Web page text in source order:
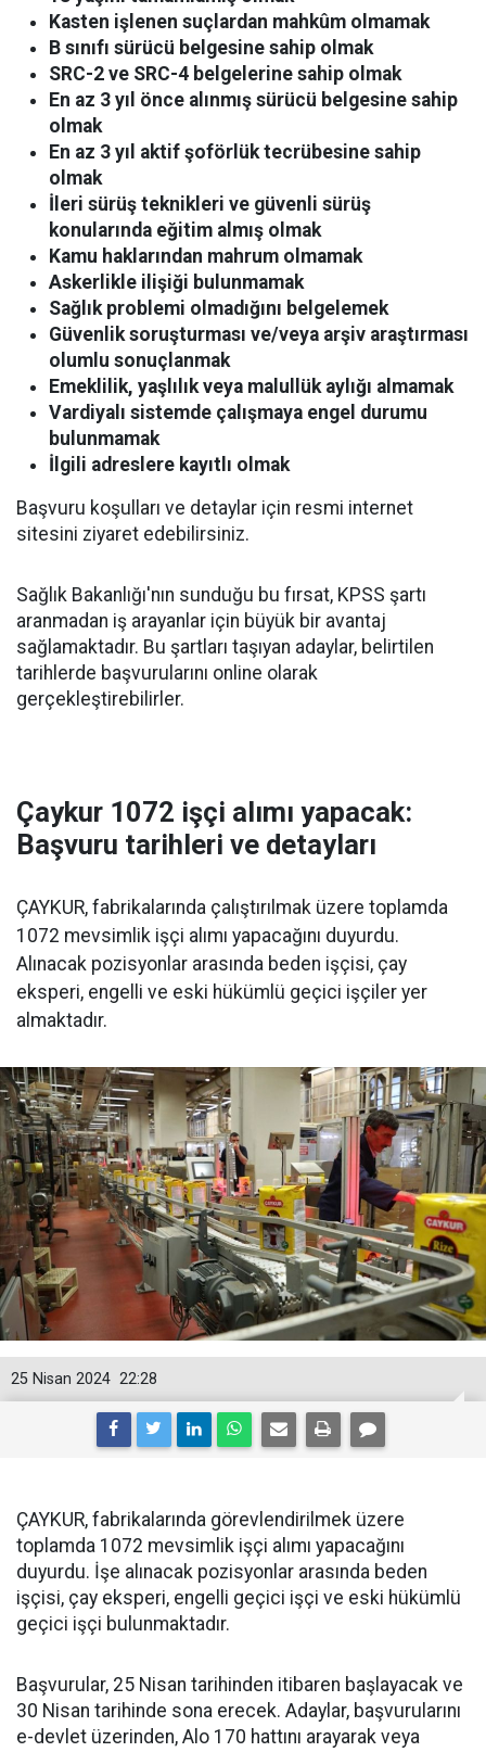
Kasten işlenen suçlardan mahkûm olmamak
B sınıfı sürücü belgesine sahip olmak
SRC-2 ve SRC-4 belgelerine sahip olmak
En az 3 yıl önce alınmış sürücü belgesine sahip
olmak
En az 3 yıl aktif şoförlük tecrübesine sahip
olmak
İleri sürüş teknikleri ve güvenli sürüş
konularında eğitim almış olmak
Kamu haklarından mahrum olmamak
Askerlikle ilişiği bulunmamak
Sağlık problemi olmadığını belgelemek
Güvenlik soruşturması ve/veya arşiv araştırması
olumlu sonuçlanmak
Emeklilik, yaşlılık veya malullük aylığı almamak
Vardiyalı sistemde çalışmaya engel durumu
bulunmamak
İlgili adreslere kayıtlı olmak
Başvuru koşulları ve detaylar için resmi internet
sitesini ziyaret edebilirsiniz.
Sağlık Bakanlığı'nın sunduğu bu fırsat, KPSS şartı
aranmadan iş arayanlar için büyük bir avantaj
sağlamaktadır. Bu şartları taşıyan adaylar, belirtilen
tarihlerde başvurularını online olarak
gerçekleştirebilirler.
Çaykur 1072 işçi alımı yapacak:
Başvuru tarihleri ve detayları
ÇAYKUR, fabrikalarında çalıştırılmak üzere toplamda
1072 mevsimlik işçi alımı yapacağını duyurdu.
Alınacak pozisyonlar arasında beden işçisi, çay
eksperi, engelli ve eski hükümlü geçici işçiler yer
almaktadır.
22:28
25 Nisan 2024
ÇAYKUR, fabrikalarında görevlendirilmek üzere
toplamda 1072 mevsimlik işçi alımı yapacağını
duyurdu. İşe alınacak pozisyonlar arasında beden
işçisi, çay eksperi, engelli geçici işçi ve eski hükümlü
geçici işçi bulunmaktadır.
Başvurular, 25 Nisan tarihinden itibaren başlayacak ve
30 Nisan tarihinde sona erecek. Adaylar, başvurularını
e-devlet üzerinden, Alo 170 hattını arayarak veya